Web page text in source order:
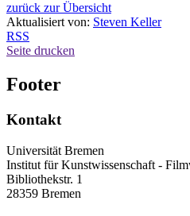
zurück zur Übersicht
Aktualisiert von: Steven Keller
RSS
Seite drucken
Footer
Kontakt
Universität Bremen
Institut für Kunstwissenschaft -
Bibliothekstr. 1
28359 Bremen